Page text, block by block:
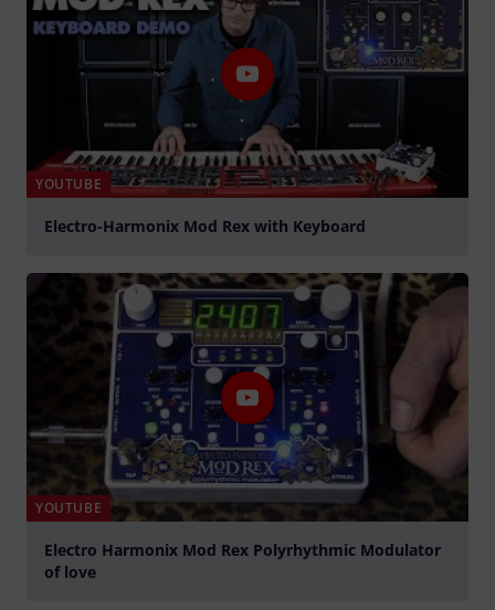
YOUTUBE
Electro-Harmonix Mod Rex with Keyboard
YOUTUBE
Electro Harmonix Mod Rex Polyrhythmic Modulator
of love